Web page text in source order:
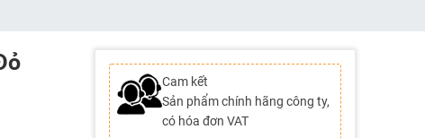
Cam kết
Sản phẩm chính hãng công ty,
có hóa đơn VAT